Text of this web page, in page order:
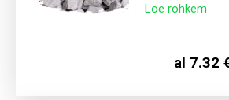
Loe rohkem
al 7.32